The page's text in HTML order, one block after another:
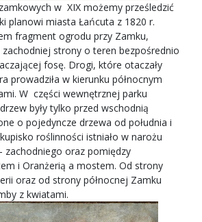
w XIX możemy prześledzić
planowi miasta Łańcuta z 1820 r.
fragment ogrodu przy Zamku,
strony o teren bezpośrednio
fosę. Drogi, które otaczały
prowadziła w kierunku północnym
W części wewnętrznej parku
były tylko przed wschodnią
o pojedyncze drzewa od południa i
roślinności istniało w narożu
zachodniego oraz pomiędzy
i Oranżerią a mostem. Od strony
oraz od strony północnej Zamku
z kwiatami.